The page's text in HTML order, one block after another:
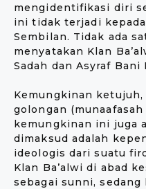
mengidentifikasi diri
ini tidak terjadi kepada
Sembilan. Tidak ada
menyatakan Klan
Sadah dan Asyraf Bani
Kemungkinan
golongan
kemungkinan ini juga
dimaksud adalah
ideologis dari suatu
Klan Ba’alwi di abad
sebagai sunni, sedang